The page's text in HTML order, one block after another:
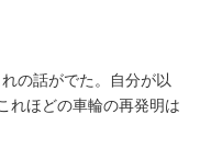
の話がでた。自分が以
れほどの車輪の再発明は